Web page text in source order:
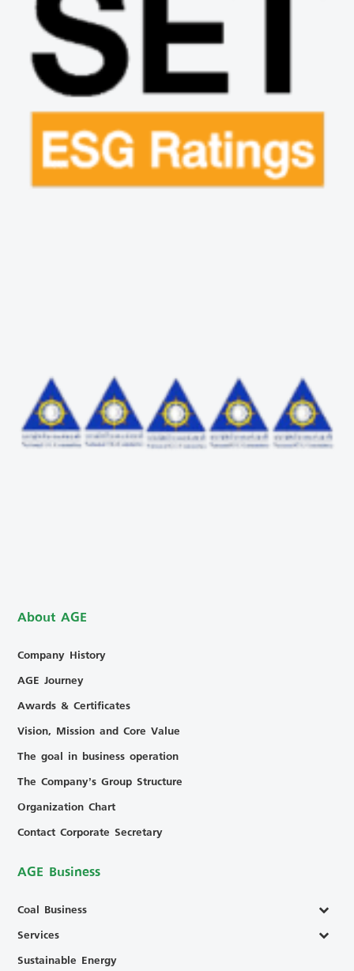
About AGE
Company History
AGE Journey
Awards & Certificates
Vision, Mission and Core Value
The goal in business operation
The Company’s Group Structure
Organization Chart
Contact Corporate Secretary
AGE Business
Coal Business
Services
Sustainable Energy